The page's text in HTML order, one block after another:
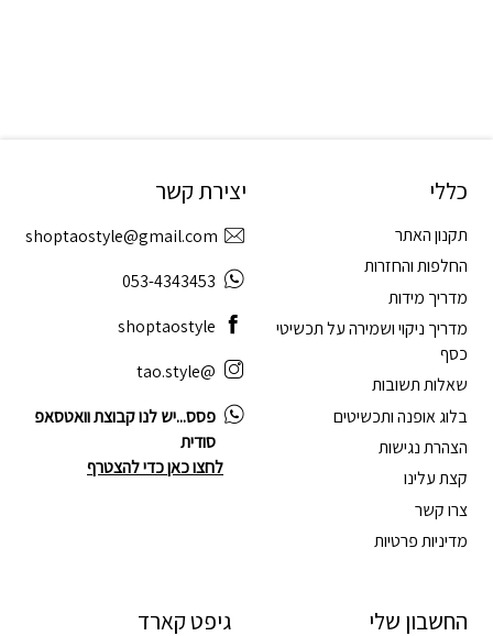
כללי
תקנון האתר
החלפות והחזרות
מדריך מידות
מדריך ניקוי ושמירה על תכשיטי
כסף
שאלות תשובות
בלוג אופנה ותכשיטים
הצהרת נגישות
קצת עלינו
צרו קשר
מדיניות פרטיות
החשבון שלי
יצירת קשר
shoptaostyle@gmail.com
053-4343453
shoptaostyle
@tao.style
פסס...יש לנו קבוצת וואטסאפ
סודית
לחצו כאן כדי להצטרף
גיפט קארד